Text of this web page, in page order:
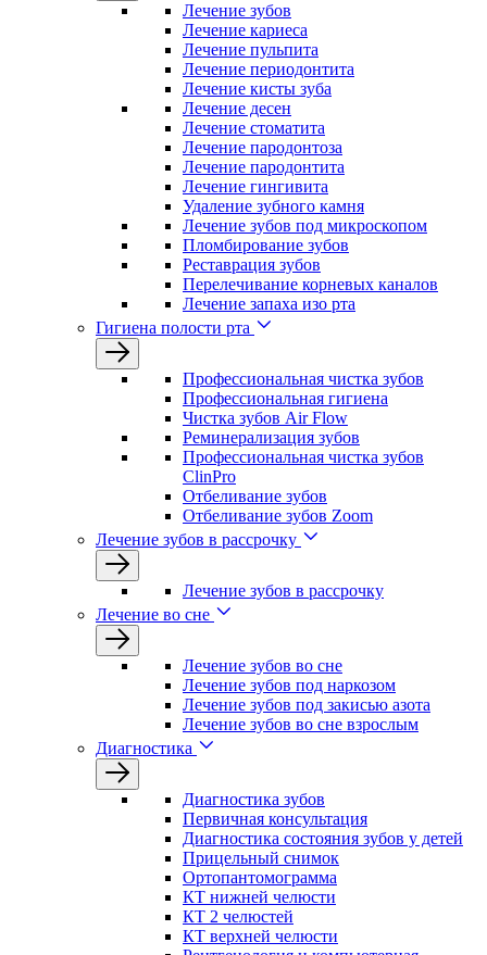
Лечение зyбов
Лечение кариеса
Лечение пульпита
Лечение периодонтита
Лечение кисты зуба
Лечение десен
Лечение стоматита
Лечение пародонтоза
Лечение пародонтита
Лечение гингивита
Удаление зубного камня
Лечение зубов под микроскопом
Пломбирование зубов
Реставрация зубов
Перелечивание корневых каналов
Лечение запаха изо рта
Гигиена полости рта
Профессиональная чистка зубов
Профессиональная гигиена
Чистка зубов Air Flow
Реминерализация зубов
Профессиональная чистка зубов
ClinPro
Отбеливание зубов
Отбеливание зубов Zoom
Лечение зубов в рассрочку
Лечение зубов в рассрочку
Лечение во сне
Лечение зубов во сне
Лечение зубов под наркозом
Лечение зубов под закисью азота
Лечение зубов во сне взрослым
Диагностика
Диагностика зубов
Первичная консультация
Диагностика состояния зубов у детей
Прицельный снимок
Ортопантомограмма
КТ нижней челюсти
КТ 2 челюстей
КТ верхней челюсти